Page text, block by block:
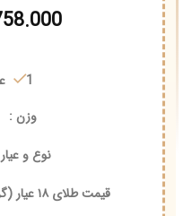
1 عدد در انبار
وزن :
نوع و
قیمت طلای ۱۸ عیار (گرم) :